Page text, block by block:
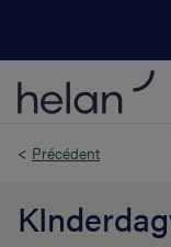
< Précédent